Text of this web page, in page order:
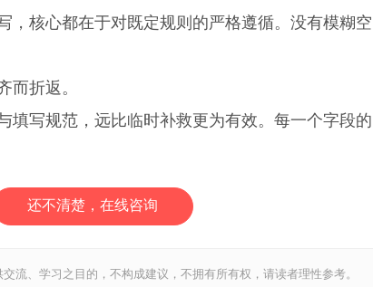
核心都在于对既定规则的严格遵循。没有模糊空
折返。
填写规范，远比临时补救更为有效。每一个字段的
还不清楚，在线咨询
流、学习之目的，不构成建议，不拥有所有权，请读者理性参考。